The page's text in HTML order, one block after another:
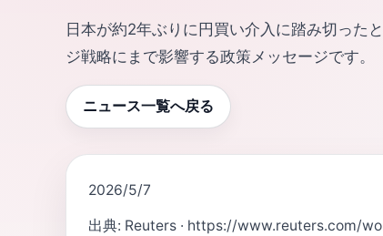
日本が約2年ぶりに円買い介入に踏み切った
ジ戦略にまで影響する政策メッセージです。
ニュース一覧へ戻る
2026/5/7
出典: Reuters · https://www.reuters.com/